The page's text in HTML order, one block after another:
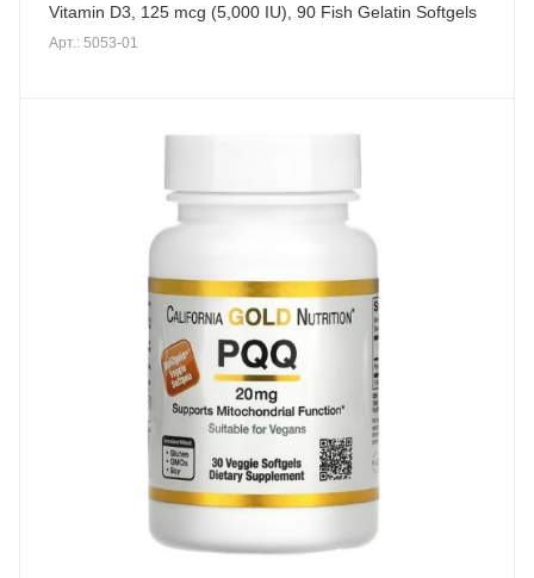
Vitamin D3, 125 mcg (5,000 IU), 90 Fish Gelatin Softgels
Арт.: 5053-01